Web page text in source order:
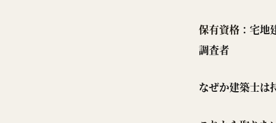
保有資格 ：宅
調査者
なぜか建築士は